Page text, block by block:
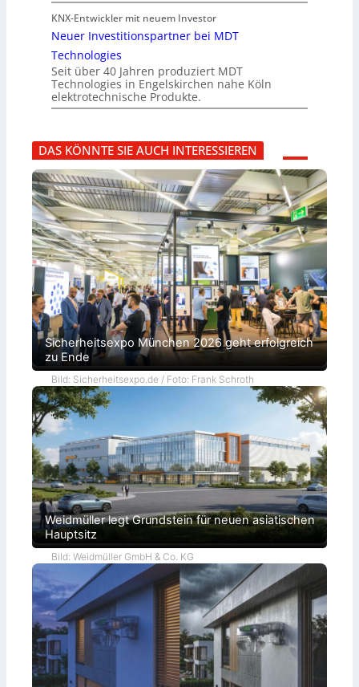
KNX-Entwickler mit neuem Investor
Neuer Investitionspartner bei MDT
Technologies
Seit über 40 Jahren produziert MDT
Technologies in Engelskirchen nahe Köln
elektrotechnische Produkte.
DAS KÖNNTE SIE AUCH INTERESSIEREN
Sicherheitsexpo München 2026 geht erfolgreich
zu Ende
Bild: Sicherheitsexpo.de / Foto: Frank Schroth
Weidmüller legt Grundstein für neuen asiatischen
Hauptsitz
Bild: Weidmüller GmbH & Co. KG